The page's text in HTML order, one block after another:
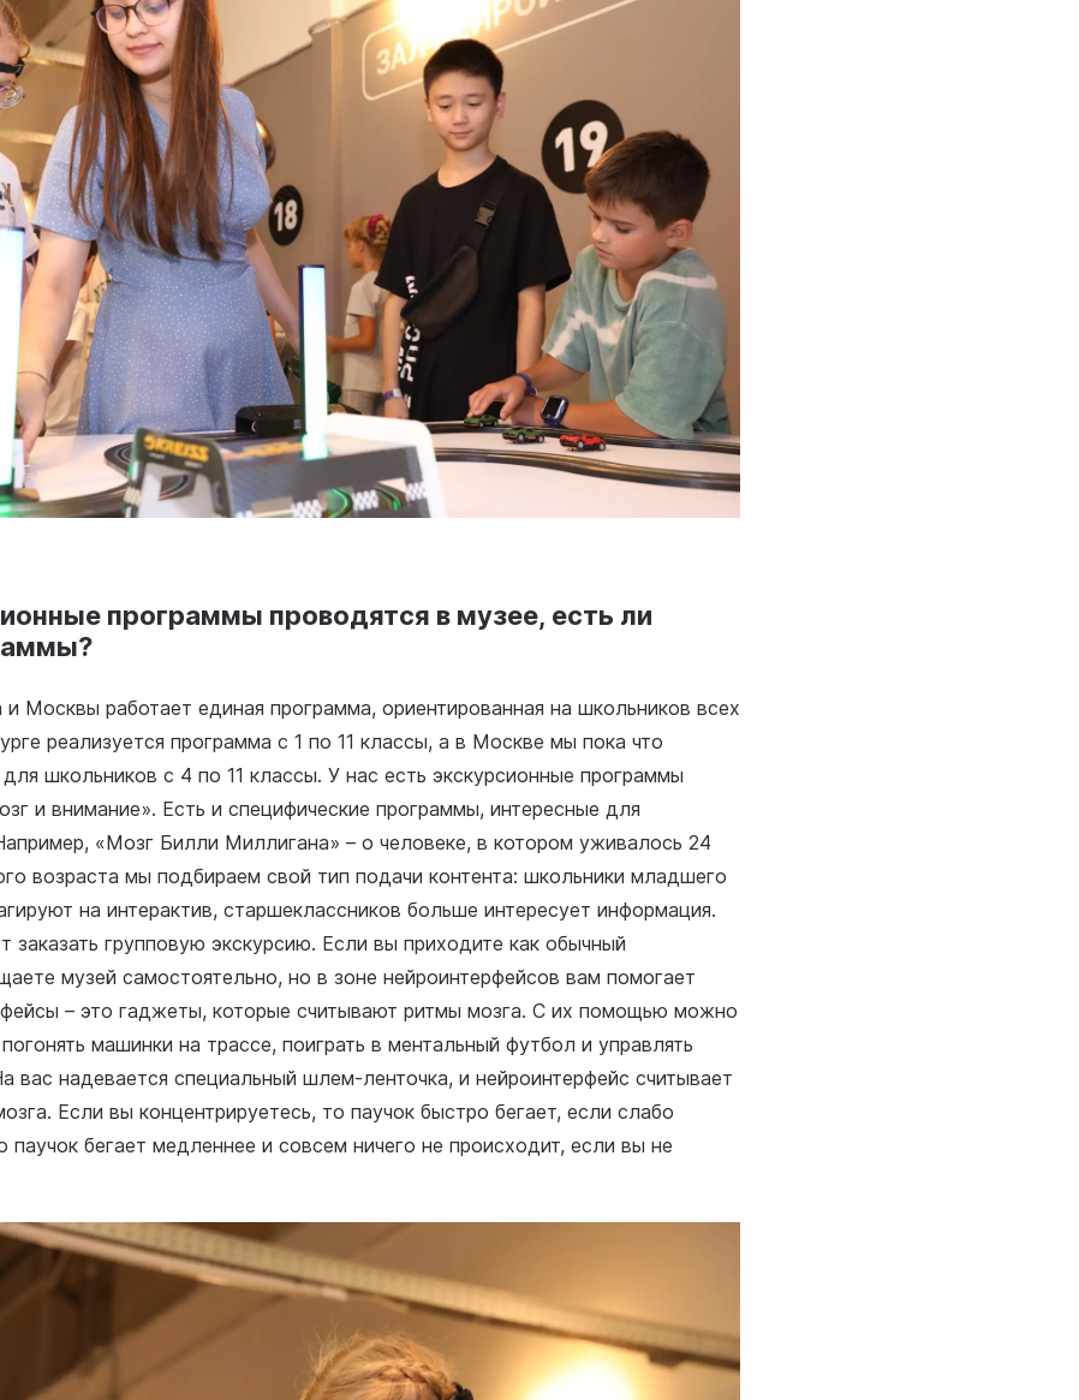
программы проводятся в музее, есть ли
и Москвы работает единая программа, ориентированная на школьников всех
реализуется программа с 1 по 11 классы, а в Москве мы пока что
школьников с 4 по 11 классы. У нас есть экскурсионные программы
и внимание». Есть и специфические программы, интересные для
«Мозг Билли Миллигана» – о человеке, в котором уживалось 24
возраста мы подбираем свой тип подачи контента: школьники младшего
на интерактив, старшеклассников больше интересует информация.
заказать групповую экскурсию. Если вы приходите как обычный
музей самостоятельно, но в зоне нейроинтерфейсов вам помогает
– это гаджеты, которые считывают ритмы мозга. С их помощью можно
машинки на трассе, поиграть в ментальный футбол и управлять
вас надевается специальный шлем-ленточка, и нейроинтерфейс считывает
Если вы концентрируетесь, то паучок быстро бегает, если слабо
паучок бегает медленнее и совсем ничего не происходит, если вы не